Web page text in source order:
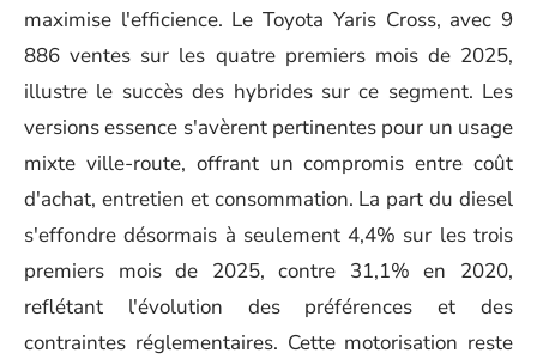
maximise l'efficience. Le Toyota Yaris Cross, avec 9
886 ventes sur les quatre premiers mois de 2025,
illustre le succès des hybrides sur ce segment. Les
versions essence s'avèrent pertinentes pour un usage
mixte ville-route, offrant un compromis entre coût
d'achat, entretien et consommation. La part du diesel
s'effondre désormais à seulement 4,4% sur les trois
premiers mois de 2025, contre 31,1% en 2020,
reflétant l'évolution des préférences et des
contraintes réglementaires. Cette motorisation reste